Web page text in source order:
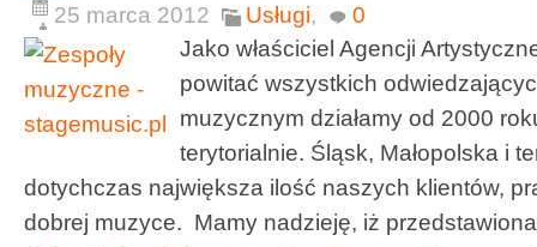
25 marca 2012 Usługi,
0
Jako właściciel Agencji
powitać wszystkich
muzycznym działamy od 2000
terytorialnie. Śląsk, Małopolska i
dotychczas największa ilość naszych klientów,
dobrej muzyce. Mamy nadzieję, iż